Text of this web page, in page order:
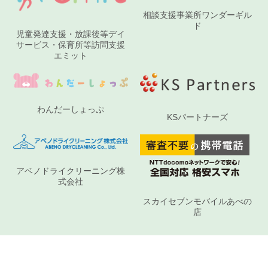
児童発達支援・放課後等デイ
サービス・保育所等訪問支援
エミット
相談支援事業所ワンダーギル
ド
わんだーしょっぷ
KSパートナーズ
アベノドライクリーニング株
式会社
スカイセブンモバイルあべの
店